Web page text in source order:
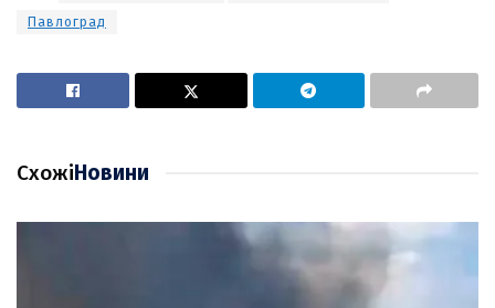
Павлоград
СхожіНовини